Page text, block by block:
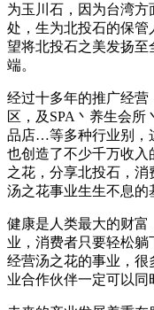
为玉川石，因为台湾
处，生为北投石的保
望将北投石之美发扬
端。
经过十多年的推广经
区，及SPA丶养生会
品店…等多种行业别，
也创造了不少千万收
之花，分享北投石，
汤之花事业生生不息的
健康是人类最大的财
业，消费者只要轻松
经营汤之花的事业，
业合作伙伴一定可以同